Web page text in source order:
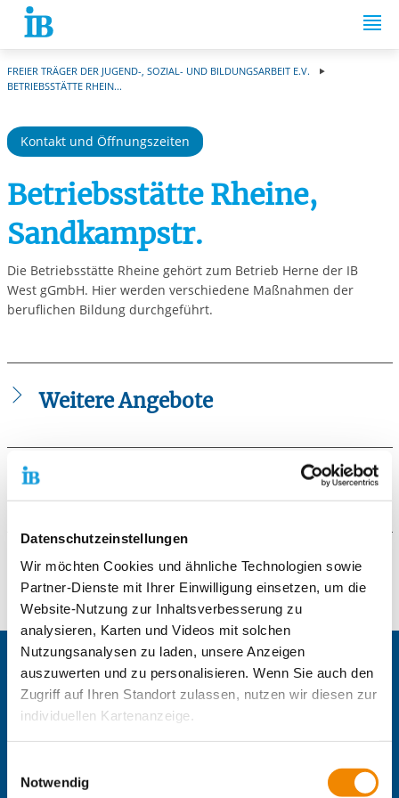
Datenschutzeinstellungen
Wir möchten Cookies und ähnliche Technologien sowie
Partner-Dienste mit Ihrer Einwilligung einsetzen, um die
Website-Nutzung zur Inhaltsverbesserung zu
analysieren, Karten und Videos mit solchen
Nutzungsanalysen zu laden, unsere Anzeigen
auszuwerten und zu personalisieren. Wenn Sie auch den
Zugriff auf Ihren Standort zulassen, nutzen wir diesen zur
individuellen Kartenanzeige.
unsere Partner Daten wie Ihre IP-Adresse und
Notwendig
Springe zum Inhalt
FREIER TRÄGER DER JUGEND-, SOZIAL- UND BILDUNGSARBEIT E.V.
BETRIEBSSTÄTTE RHEIN...
Kontakt und Öffnungszeiten
Betriebsstätte Rheine,
Sandkampstr.
Die Betriebsstätte Rheine gehört zum Betrieb Herne der IB
West gGmbH. Hier werden verschiedene Maßnahmen der
beruflichen Bildung durchgeführt.
Weitere Angebote
Kooperative Berufsausbildung für Menschen mit
besonderem Förderbedarf (Reha-Ausbildung)
schwerbehinderter Menschen (ESB) - Rheine
Galerie
Kontaktformular
Die mit einem Sternchen (*) gekennzeichneten Felder sind
Pflichtfelder.
Anrede
Keine Angabe
Frau
Neutrale Anrede
Zentrale IB-Websites:
Die Internationale Arbeit des IB
IB-Personalentwicklung
IB-Schulen
IB-Freiwilligendienste